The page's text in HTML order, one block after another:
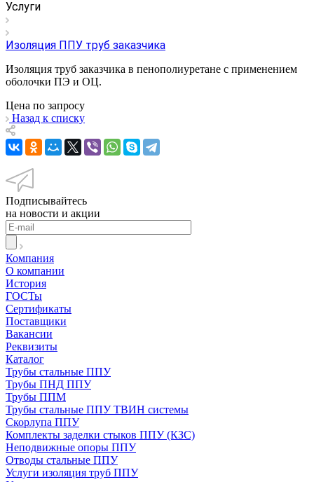
Услуги
Изоляция ППУ труб заказчика
Изоляция труб заказчика в пенополиуретане с применением
оболочки ПЭ и ОЦ.
Цена по запросу
Назад к списку
Подписывайтесь
на новости и акции
Компания
О компании
История
ГОСТы
Сертификаты
Поставщики
Вакансии
Реквизиты
Каталог
Трубы стальные ППУ
Трубы ПНД ППУ
Трубы ППМ
Трубы стальные ППУ ТВИН системы
Скорлупа ППУ
Комплекты заделки стыков ППУ (КЗС)
Неподвижные опоры ППУ
Отводы стальные ППУ
Услуги изоляция труб ППУ